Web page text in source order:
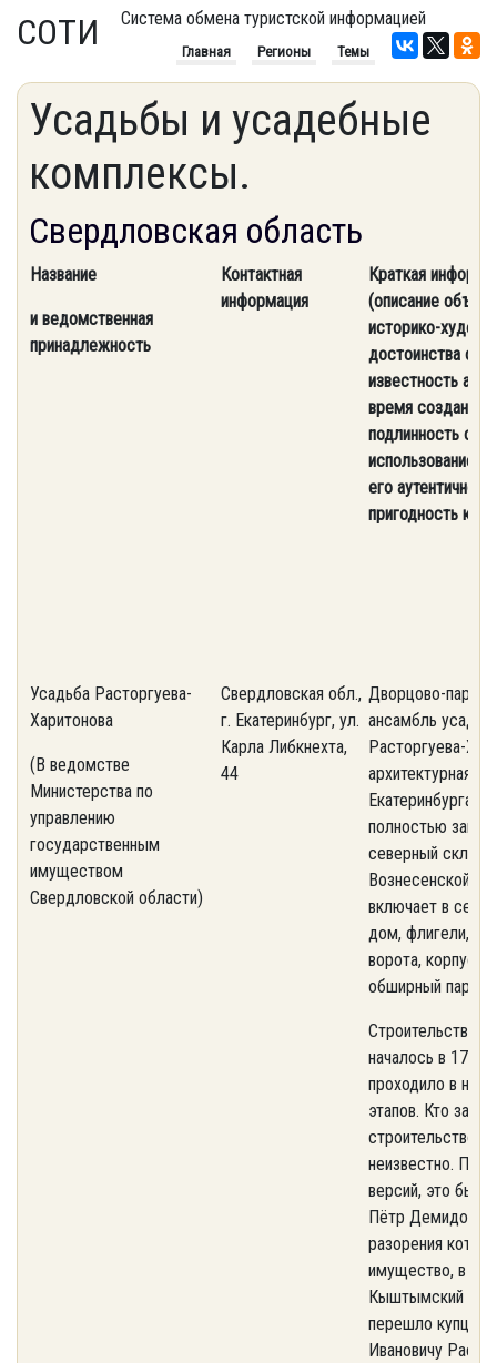
СОТИ Система обмена туристской информацией
Главная Регионы Темы
Усадьбы и усадебные
комплексы.
Свердловская область
Название
и ведомственная
принадлежность
Контактная
информация
Краткая
(описание
историко-
достоинства
известность
время создания и
подлинность
использование
его
пригодность к
Усадьба Расторгуева-
Харитонова
(В ведомстве
Министерства по
управлению
государственным
имуществом
Свердловской области)
Свердловская обл.,
г. Екатеринбург, ул.
Карла Либкнехта,
44
Дворцово-
ансамбль
Расторгуева-
архитектурная
Екатеринбурга.
полностью
северный склон
Вознесенской
включает в себя
дом, флигели,
ворота, корпус
обширный парк.
Строительство
началось в 1794
проходило в
этапов. Кто
строительство, в
неизвестно. По
версий, это был
Пётр Демидов,
разорения
имущество, в
Кыштымский
перешло купцу
Ивановичу